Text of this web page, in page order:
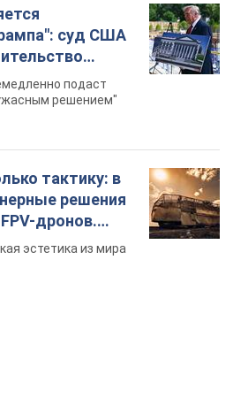
суд США
400 млн
подаст
решением"
тактику: в
решения
дронов.
эстетика из мира